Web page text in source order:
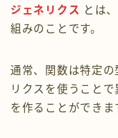
ジェネリクス とは
組みのことです。
通常、関数は特定
リクスを使うこと
を作ることができま